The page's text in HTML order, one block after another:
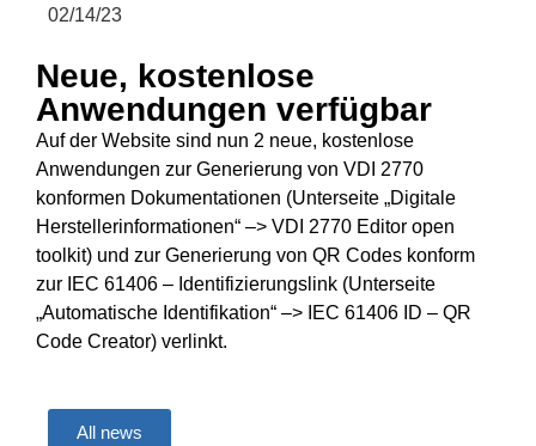
02/14/23
Neue, kostenlose
Anwendungen verfügbar
Auf der Website sind nun 2 neue, kostenlose
Anwendungen zur Generierung von VDI 2770
konformen Dokumentationen (Unterseite „Digitale
Herstellerinformationen“ –> VDI 2770 Editor open
toolkit) und zur Generierung von QR Codes konform
zur IEC 61406 – Identifizierungslink (Unterseite
„Automatische Identifikation“ –> IEC 61406 ID – QR
Code Creator) verlinkt.
All news